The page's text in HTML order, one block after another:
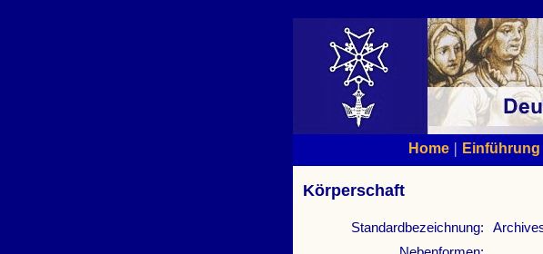
Home | Einführung
Körperschaft
Standardbezeichnung: